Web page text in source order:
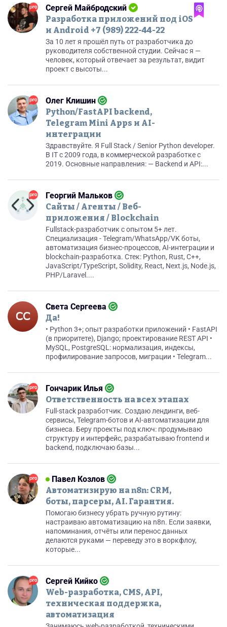
Сергей Майбродский
Разработка приложений под iOS
и Android +7 (989) 222-44-22
За 10 лет я прошёл путь от разработчика до
руководителя собственной студии. Сейчас я —
человек, который отвечает за результат, видит
проект с высоты...
Олег Клишин
Python/FastAPI backend,
Telegram Mini Apps и AI-
интеграции
Здравствуйте. Я Full Stack / Senior Python developer.
В IT с 2009 года, в коммерческой разработке с
2019. Основные направления: — Backend и API:...
Георгий Мальков
Сайты / Агенты / Веб-
приложения / Blockchain
Fullstack-разработчик с опытом 5+ лет.
Специализация - Telegram/WhatsApp/VK боты,
автоматизация бизнес-процессов, AI-интеграции и
blockchain-разработка. Стек: Python, Rust, C++,
JavaScript/TypeScript, Solidity, React, Next.js, Node.js,
PHP/Laravel....
Света Сергеева
Да!
• Python 3+; опыт разработки приложений • FastAPI
(в приоритете), Django; проектирование REST API •
MySQL, PostgreSQL: нормализация, индексы,
профилирование запросов, миграции • Telegram...
Гончарик Илья
Ответственность на всех этапах
Full-stack разработчик. Создаю лендинги, веб-
сервисы, Telegram-ботов и AI-автоматизации для
бизнеса. Беру проекты под ключ: продумываю
структуру и интерфейс, разрабатываю frontend и
backend, подключаю базы...
Павел Козлов
Автоматизирую на n8n: CRM,
боты, парсеры, AI. Гарантия.
Помогаю бизнесу убрать ручную рутину:
настраиваю автоматизацию на n8n. Если заявки,
напоминания, отчёты или перенос данных
делаются руками — переведу это в воркфлоу,
которые...
Сергей Кийко
Web-разработка, CMS, API,
техническая поддержка,
автоматизация